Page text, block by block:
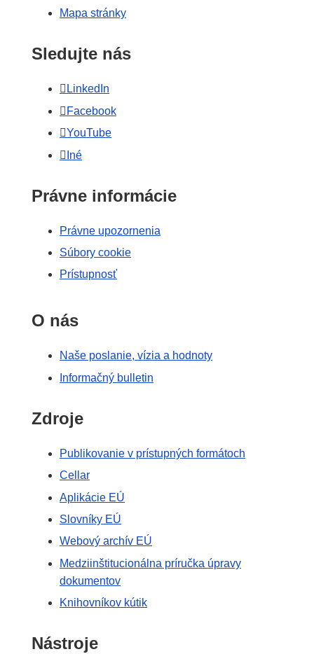
Mapa stránky
Sledujte nás
LinkedIn
Facebook
YouTube
Iné
Právne informácie
Právne upozornenia
Súbory cookie
Prístupnosť
O nás
Naše poslanie, vízia a hodnoty
Informačný bulletin
Zdroje
Publikovanie v prístupných formátoch
Cellar
Aplikácie EÚ
Slovníky EÚ
Webový archív EÚ
Medziinštitucionálna príručka úpravy
dokumentov
Knihovníkov kútik
Nástroje